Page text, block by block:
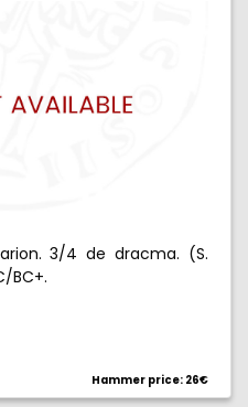
3/4 de dracma. (S.
BC+.
Hammer price: 26€